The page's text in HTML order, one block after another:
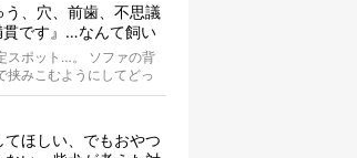
う、穴、前歯、不思議
です』…なんて飼い
しめた柴犬の謎すぎ
チラです。
スポット…。 ソファの背
挟みこむようにしてどっ
だらーんと足を垂直に落
てほしい、でもおやつ